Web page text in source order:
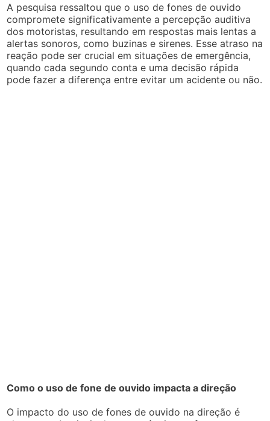
A pesquisa ressaltou que o uso de fones de ouvido
compromete significativamente a percepção auditiva
dos motoristas, resultando em respostas mais lentas a
alertas sonoros, como buzinas e sirenes. Esse atraso na
reação pode ser crucial em situações de emergência,
quando cada segundo conta e uma decisão rápida
pode fazer a diferença entre evitar um acidente ou não.
Como o uso de fone de ouvido impacta a direção
O impacto do uso de fones de ouvido na direção é